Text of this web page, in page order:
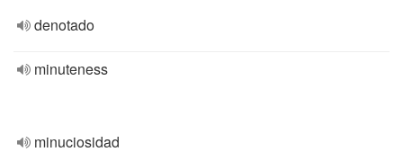
denotado
minuteness
minuciosidad